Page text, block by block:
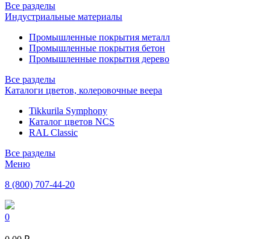
Все разделы
Индустриальные материалы
Промышленные покрытия металл
Промышленные покрытия бетон
Промышленные покрытия дерево
Все разделы
Каталоги цветов, колеровочные веера
Tikkurila Symphony
Каталог цветов NCS
RAL Classic
Все разделы
Меню
8 (800) 707-44-20
0